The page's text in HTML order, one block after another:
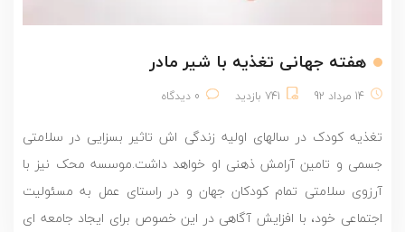
هفته جهانی تغذیه با شیر مادر
14 مرداد 92 741 بازدید 0 دیدگاه
تغذیه کودک در سالهای اولیه زندگی اش تاثیر بسزایی در سلامتی
جسمی و تامین آرامش ذهنی او خواهد داشت.موسسه محک نیز با
آرزوی سلامتی تمام کودکان جهان و در راستای عمل به مسئولیت
اجتماعی خود، با افزایش آگاهی در این خصوص برای ایجاد جامعه ای